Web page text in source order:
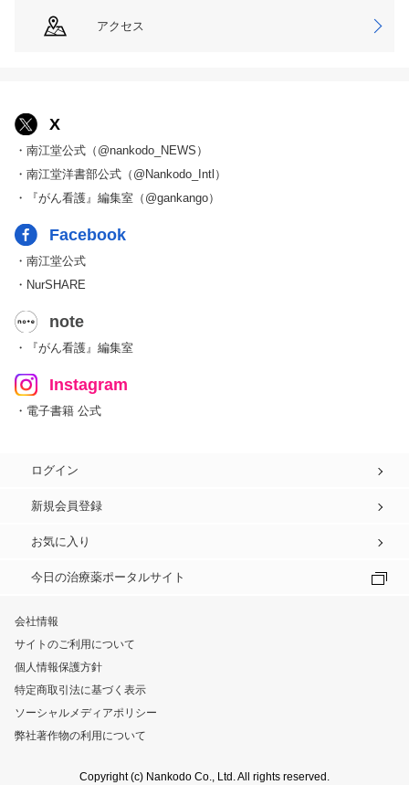
アクセス
X
・南江堂公式（@nankodo_NEWS）
・南江堂洋書部公式（@Nankodo_Intl）
・『がん看護』編集室（@gankango）
Facebook
・南江堂公式
・NurSHARE
note
・『がん看護』編集室
Instagram
・電子書籍 公式
ログイン
新規会員登録
お気に入り
今日の治療薬ポータルサイト
会社情報
サイトのご利用について
個人情報保護方針
特定商取引法に基づく表示
ソーシャルメディアポリシー
弊社著作物の利用について
Copyright (c) Nankodo Co., Ltd. All rights reserved.